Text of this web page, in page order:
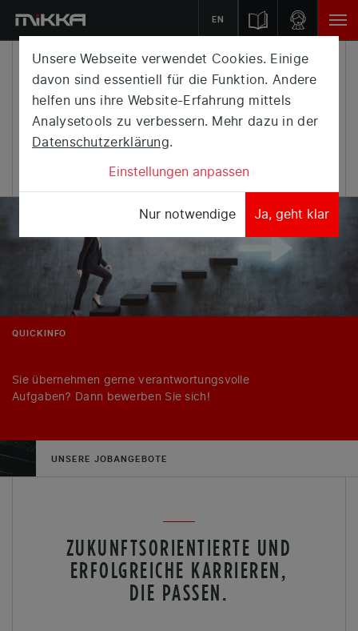
EN
IMMER
AM SCHIRM,
KARRIERE.
QUICKINFO
Sie übernehmen gerne verantwortungsvolle
Aufgaben? Dann bewerben Sie sich!
UNSERE JOBANGEBOTE
ZUKUNFTSORIENTIERTE UND
ERFOLGREICHE KARRIEREN,
DIE PASSEN.
Unsere Webseite verwendet Cookies. Einige
davon sind essentiell für die Funktion. Andere
helfen uns ihre Website-Erfahrung mittels
Analysetools zu verbessern. Mehr dazu in der
Datenschutzerklärung.
Einstellungen anpassen
Nur notwendige Ja, geht klar